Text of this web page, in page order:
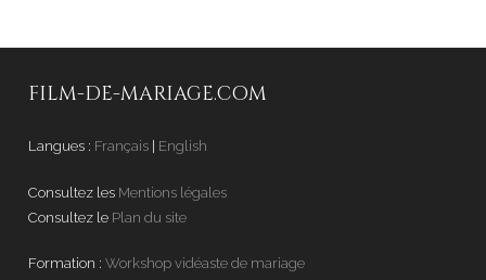
FILM-DE-MARIAGE.COM
Langues : Français English
Consultez les Mentions légales
Consultez le Plan du site
Formation : Workshop vidéaste de mariage